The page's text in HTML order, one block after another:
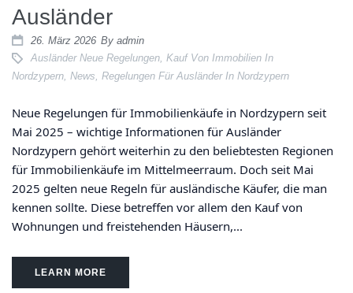
Ausländer
26. März 2026 By admin
Ausländer Neue Regelungen, Kauf Von Immobilien In
Nordzypern News Regelungen Für Ausländer In Nordzypern
Neue Regelungen für Immobilienkäufe in Nordzypern seit
Mai 2025 – wichtige Informationen für Ausländer
Nordzypern gehört weiterhin zu den beliebtesten Regionen
für Immobilienkäufe im Mittelmeerraum. Doch seit Mai
2025 gelten neue Regeln für ausländische Käufer, die man
kennen sollte. Diese betreffen vor allem den Kauf von
Wohnungen und freistehenden Häusern,...
LEARN MORE